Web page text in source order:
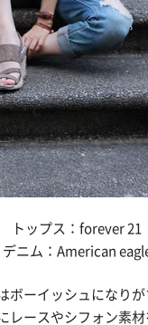
トップス：forever 21
デニム：American
ボーイッシュになり
ースやシフォン素材